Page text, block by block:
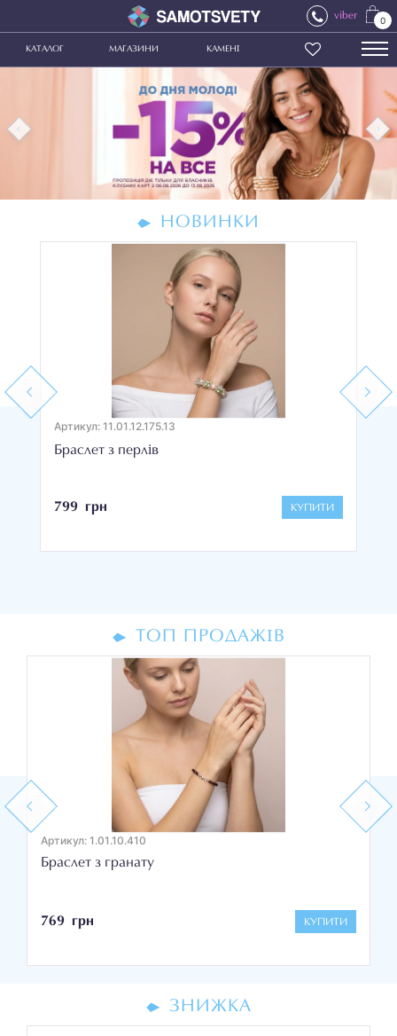
viber 0
КАТАЛОГ МАГАЗИНИ КАМЕНІ
НОВИНКИ
Previous
Артикул: 11.01.12.175.13
Браслет з перлів
799 грн КУПИТИ
Next
ТОП ПРОДАЖІВ
Previous
Артикул: 1.01.10.410
Браслет з гранату
769 грн КУПИТИ
Next
ЗНИЖКА